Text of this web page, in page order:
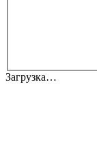
Загрузка…